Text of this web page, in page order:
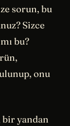
sorun, bu
Sizce
bu?
onu
bir yandan